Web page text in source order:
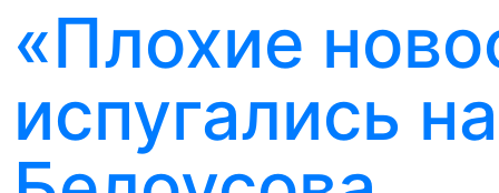
«Плохие
испугались